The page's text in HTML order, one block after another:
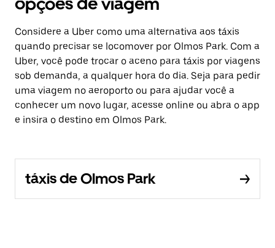
Considere a Uber como uma alternativa aos táxis
quando precisar se locomover por Olmos Park. Com a
Uber, você pode trocar o aceno para táxis por viagens
sob demanda, a qualquer hora do dia. Seja para pedir
uma viagem no aeroporto ou para ajudar você a
conhecer um novo lugar, acesse online ou abra o app
e insira o destino em Olmos Park.
táxis de Olmos Park